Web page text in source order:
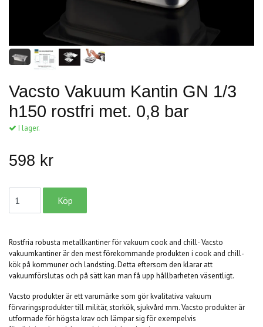
Vacsto Vakuum Kantin GN 1/3
h150 rostfri met. 0,8 bar
I lager.
598 kr
Rostfria robusta metallkantiner för vakuum cook and chill- Vacsto
vakuumkantiner är den mest förekommande produkten i cook and chill-
kök på kommuner och landsting. Detta eftersom den klarar att
vakuumförslutas och på sätt kan man få upp hållbarheten väsentligt.
Vacsto produkter är ett varumärke som gör kvalitativa vakuum
förvaringsprodukter till militär, storkök, sjukvård mm. Vacsto produkter är
utformade för högsta krav och lämpar sig för exempelvis